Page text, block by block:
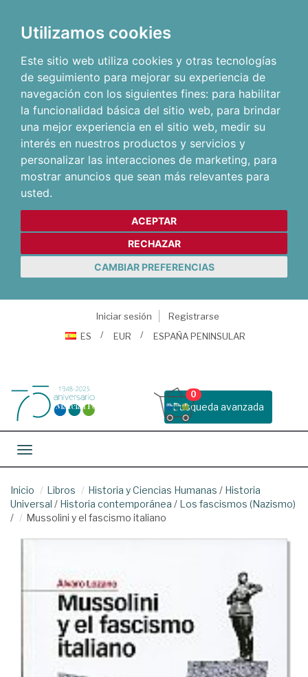
Utilizamos cookies
Este sitio web utiliza cookies y otras tecnologías
de seguimiento para mejorar su experiencia de
navegación con los siguientes fines: para habilitar
la funcionalidad básica del sitio web, para brindar
una mejor experiencia en el sitio web, medir su
interés en nuestros productos y servicios y
personalizar las interacciones de marketing, para
mostrar anuncios que sean más relevantes para
usted.
ACEPTAR
RECHAZAR
CAMBIAR PREFERENCIAS
Iniciar sesión
Registrarse
ES
EUR ESPAÑA PENINSULAR
Busqueda avanzada
0
Toggle navigation
Inicio Libros Historia y Ciencias Humanas / Historia
Universal / Historia contemporánea / Los fascismos (Nazismo)
/
Mussolini y el fascismo italiano